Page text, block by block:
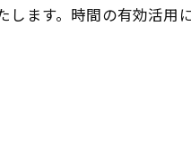
ます。時間の有効活用